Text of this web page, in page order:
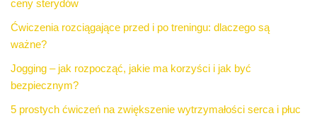
ceny sterydów
Ćwiczenia rozciągające przed i po treningu: dlaczego są
ważne?
Jogging – jak rozpocząć, jakie ma korzyści i jak być
bezpiecznym?
5 prostych ćwiczeń na zwiększenie wytrzymałości serca i płuc